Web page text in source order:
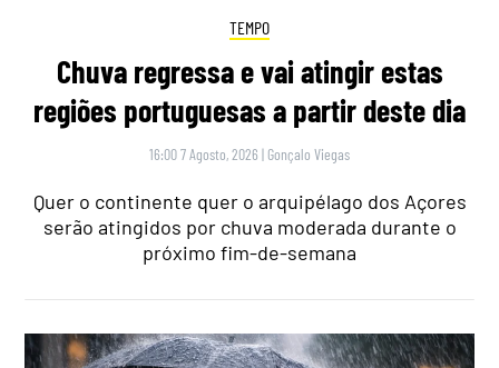
TEMPO
Chuva regressa e vai atingir estas
regiões portuguesas a partir deste dia
16:00 7 Agosto, 2026 | Gonçalo Viegas
Quer o continente quer o arquipélago dos Açores
serão atingidos por chuva moderada durante o
próximo fim-de-semana